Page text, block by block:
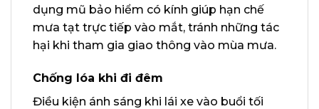
dụng mũ bảo hiểm có kính giúp hạn chế
mưa tạt trực tiếp vào mắt, tránh những tác
hại khi tham gia giao thông vào mùa mưa.
Chống lóa khi đi đêm
Điều kiện ánh sáng khi lái xe vào buổi tối